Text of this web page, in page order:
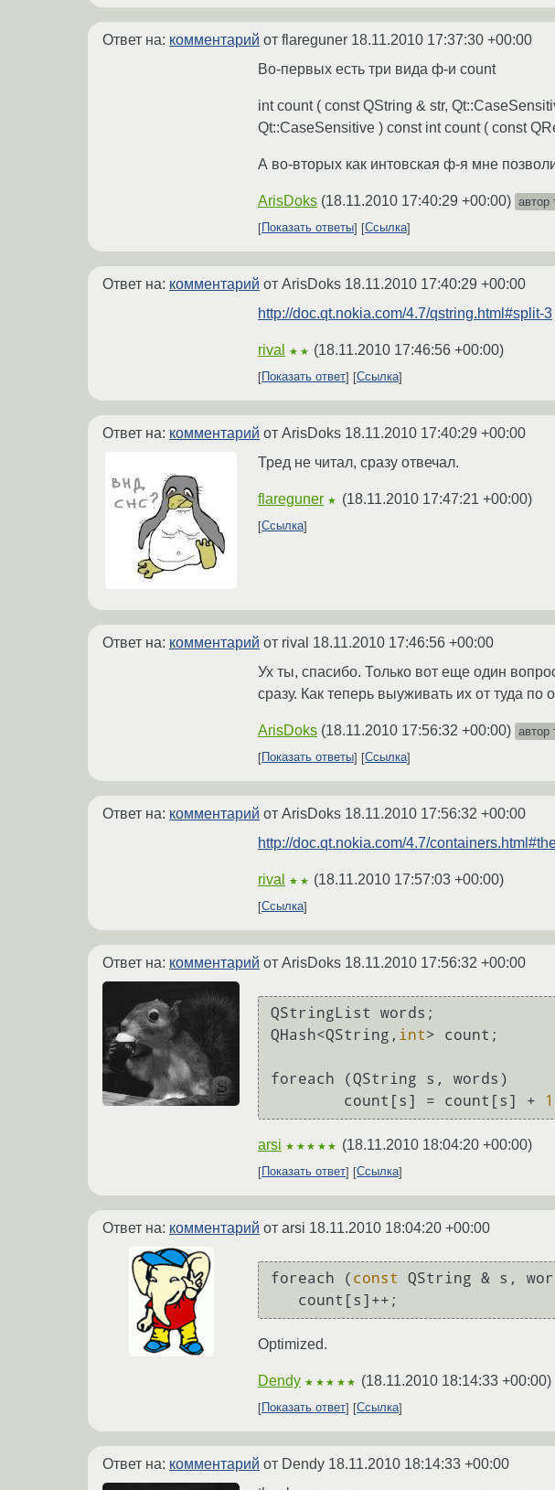
Ответ на: комментарий от flareguner 18.11.2010 17:37:30 +00:00
Во-первых есть три вида ф-и count
int count ( const QString & str,
Qt::CaseSensitive ) const int count ( const
А во-вторых как интовская ф-я мне
ArisDoks (18.11.2010 17:40:29 +00:00) автор
Показать ответы
Ссылка
Ответ на: комментарий от ArisDoks 18.11.2010 17:40:29 +00:00
http://doc.qt.nokia.com/4.7/qstring.html#split-3
rival ★★ (18.11.2010 17:46:56 +00:00)
Показать ответ Ссылка
Ответ на: комментарий от ArisDoks 18.11.2010 17:40:29 +00:00
Тред не читал, сразу отвечал.
flareguner ★ (18.11.2010 17:47:21 +00:00)
Ссылка
Ответ на: комментарий от rival 18.11.2010 17:46:56 +00:00
Ух ты, спасибо. Только вот еще один
сразу. Как теперь выуживать их от туда по
ArisDoks (18.11.2010 17:56:32 +00:00) автор
Показать ответы
Ссылка
Ответ на: комментарий от ArisDoks 18.11.2010 17:56:32 +00:00
http://doc.qt.nokia.com/4.7/
rival ★★ (18.11.2010 17:57:03 +00:00)
Ссылка
Ответ на: комментарий от ArisDoks 18.11.2010 17:56:32 +00:00
QStringList words;
QHash<QString, int> count;
foreach (QString s, words)
	count[s] = count[s] +
1
arsi ★★★★★ (18.11.2010 18:04:20 +00:00)
Показать ответ Ссылка
Ответ на: комментарий от arsi 18.11.2010 18:04:20 +00:00
foreach ( const
QString & s,
Optimized.
Dendy ★★★★★ (18.11.2010 18:14:33 +00:00)
Показать ответ Ссылка
Ответ на: комментарий от Dendy 18.11.2010 18:14:33 +00:00